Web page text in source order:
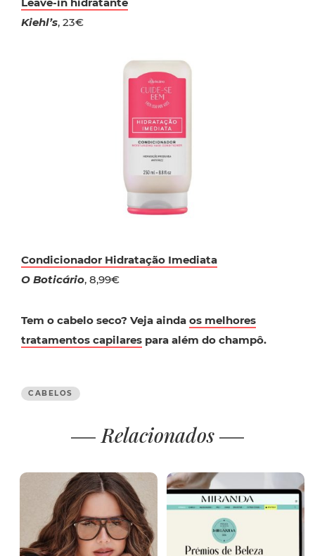
Kiehl’s, 23€
Condicionador Hidratação Imediata
O Boticário, 8,99€
Tem o cabelo seco? Veja ainda os melhores
tratamentos capilares para além do champô.
CABELOS
Relacionados